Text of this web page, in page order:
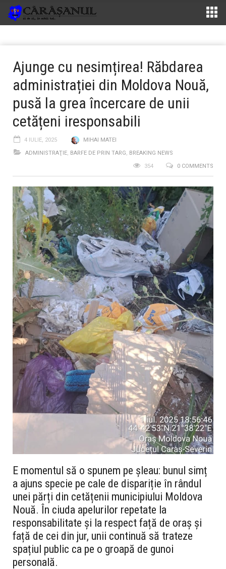
Ajunge cu nesimțirea! Răbdarea
administrației din Moldova Nouă,
pusă la grea încercare de unii
cetățeni iresponsabili
4 IULIE, 2025
MIHAI MATEI
ADMINISTRAŢIE, BARFE DE PRIN TARG, BREAKING NEWS
0 COMMENTS
354
E momentul să o spunem pe șleau: bunul simț
a ajuns specie pe cale de dispariție în rândul
unei părți din cetățenii municipiului Moldova
Nouă. În ciuda apelurilor repetate la
responsabilitate și la respect față de oraș și
față de cei din jur, unii continuă să trateze
spațiul public ca pe o groapă de gunoi
personală.